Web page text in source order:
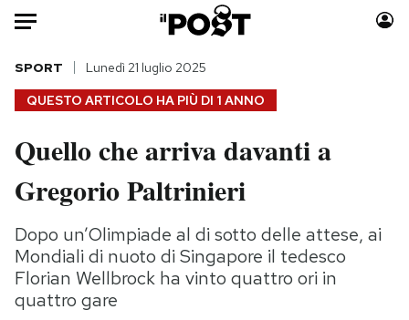
HOME
Italia
Politica
Tecnologia
Internet
Scienza
Cultura
Moda
Consumismi
Storie/Idee
Ok Boomer!
Media
QUESTO ARTICOLO HA PIÙ DI 1 ANNO
SPORT Lunedì 21 luglio 2025
Quello che arriva davanti a
Gregorio Paltrinieri
Dopo un’Olimpiade al di sotto delle attese, ai
Mondiali di nuoto di Singapore il tedesco
Florian Wellbrock ha vinto quattro ori in
quattro gare